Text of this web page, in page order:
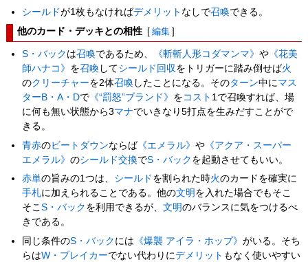
シールドが1枚もなければデメリット なしで召喚できる。
他のカード・デッキとの相性 [ 編集 ]
S・バック は召喚であるため、 《斬斬人形コダマンマ》や 《花美
師ハナコ》 を召喚 してシールド回収 をトリガーに踏み倒せば火
のクリーチャーを2体召喚 したことになる。そのターン中に マス
ターB・A・Dで 《“罰怒”ブランド》 を コスト 1で召喚すれば、場
に何も無い状態から3マナでいきなり5打点を生みだすことがで
きる。
青赤のビートダウンならば《エメラル》や 《アクア・スーパー
エメラル》のシールド交換でS・バック を起動させてもいい。
赤単の旨みの1つは、 シールド を割られた時火のカードを確実に
手札に加えられることである。他の文明 を入れた場合でもそこ
そこS・バック を利用できるが、文明のバランスに気をつけるべ
きである。
同じ条件のS・バック には 《爆襲 アイラ・ホップ》がいる。そち
らはW・ブレイカーでない代わりにデメリット もなく使いやすい